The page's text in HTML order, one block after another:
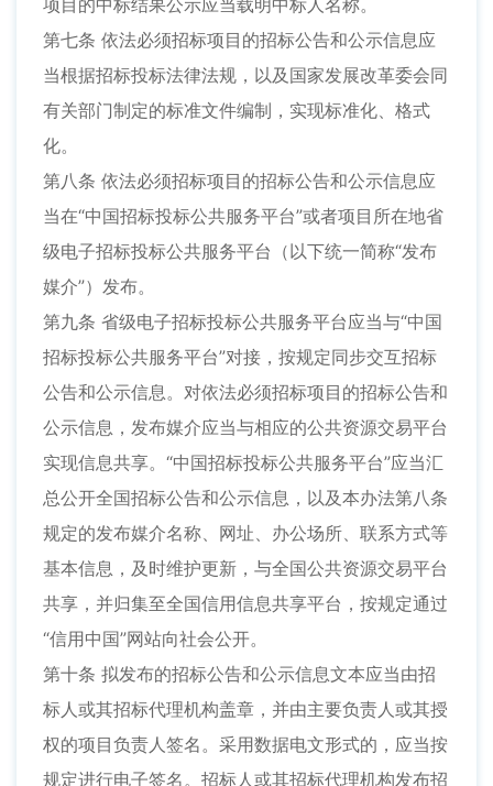
项目的中标结果公示应当载明中标人名称。
第七条 依法必须招标项目的招标公告和公示信息应
当根据招标投标法律法规，以及国家发展改革委会同
有关部门制定的标准文件编制，实现标准化、格式
化。
第八条 依法必须招标项目的招标公告和公示信息应
当在“中国招标投标公共服务平台”或者项目所在地省
级电子招标投标公共服务平台（以下统一简称“发布
媒介”）发布。
第九条 省级电子招标投标公共服务平台应当与“中国
招标投标公共服务平台”对接，按规定同步交互招标
公告和公示信息。对依法必须招标项目的招标公告和
公示信息，发布媒介应当与相应的公共资源交易平台
实现信息共享。“中国招标投标公共服务平台”应当汇
总公开全国招标公告和公示信息，以及本办法第八条
规定的发布媒介名称、网址、办公场所、联系方式等
基本信息，及时维护更新，与全国公共资源交易平台
共享，并归集至全国信用信息共享平台，按规定通过
“信用中国”网站向社会公开。
第十条 拟发布的招标公告和公示信息文本应当由招
标人或其招标代理机构盖章，并由主要负责人或其授
权的项目负责人签名。采用数据电文形式的，应当按
规定进行电子签名。招标人或其招标代理机构发布招